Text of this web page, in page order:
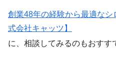
創業48年の経験から最適な
式会社キャッツ】
に、相談してみるのもおすす